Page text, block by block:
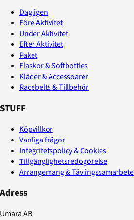
Dagligen
Före Aktivitet
Under Aktivitet
Efter Aktivitet
Paket
Flaskor & Softbottles
Kläder & Accessoarer
Racebelts & Tillbehör
STUFF
Köpvillkor
Vanliga frågor
Integritetspolicy & Cookies
Tillgänglighetsredogörelse
Arrangemang & Tävlingssamarbete
Adress
Umara AB